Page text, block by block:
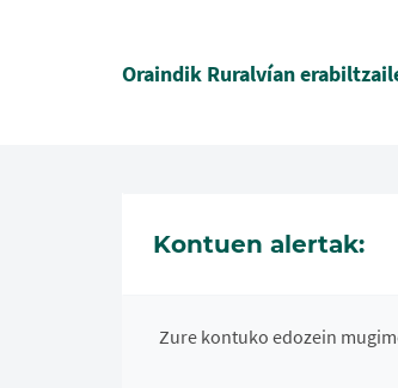
Oraindik Ruralvían
Kontuen alertak:
Zure kontuko edozein